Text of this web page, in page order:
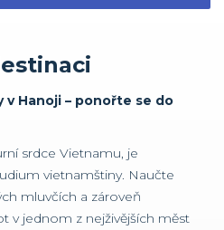
Hanoji – ponořte se do
srdce Vietnamu, je
vietnamštiny. Naučte
mluvčích a zároveň
v jednom z nejživějších měst